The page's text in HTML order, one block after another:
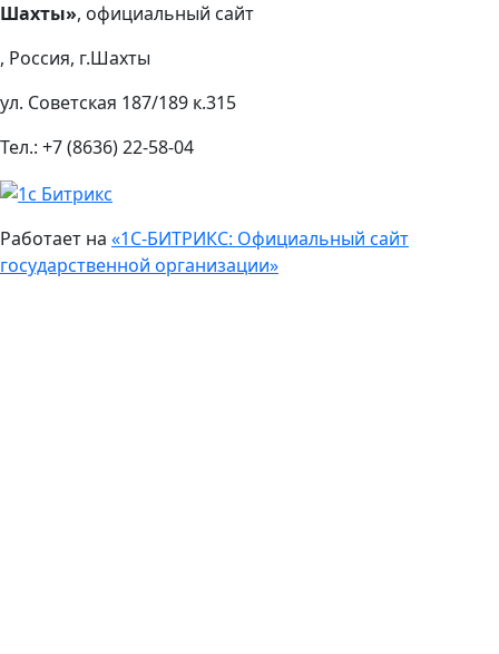
Шахты», официальный сайт
, Россия, г.Шахты
ул. Советская 187/189 к.315
Тел.: +7 (8636) 22-58-04
Работает на «1С-БИТРИКС: Официальный сайт
государственной организации»